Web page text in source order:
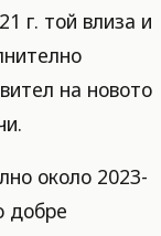
г. той влиза и
на новото
около 2023-
добре